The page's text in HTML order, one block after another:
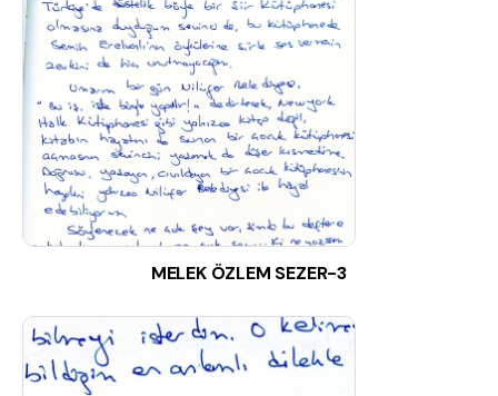
MELEK ÖZLEM SEZER-3